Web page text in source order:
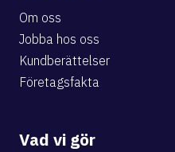
Om oss
Jobba hos oss
Kundberättelser
Företagsfakta
Vad vi gör